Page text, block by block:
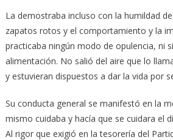
La demostraba incluso con la humildad
zapatos rotos y el comportamiento y la
practicaba ningún modo de opulencia, ni
alimentación. No salió del aire que lo
y estuvieran dispuestos a dar la vida por
Su conducta general se manifestó en la
mismo cuidaba y hacía que se cuidara el
Al rigor que exigió en la tesorería del